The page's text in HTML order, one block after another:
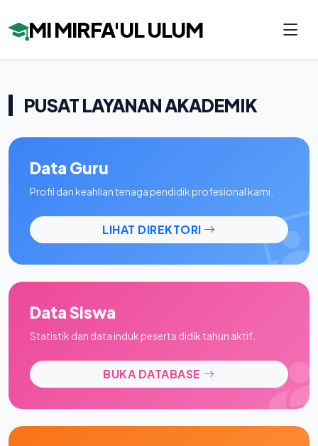
MI MIRFA'UL ULUM
PUSAT LAYANAN AKADEMIK
Data Guru
Profil dan keahlian tenaga pendidik profesional kami.
LIHAT DIREKTORI
Data Siswa
Statistik dan data induk peserta didik tahun aktif.
BUKA DATABASE